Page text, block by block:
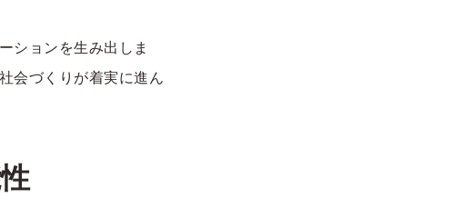
ションを生み出しま
会づくりが着実に進ん